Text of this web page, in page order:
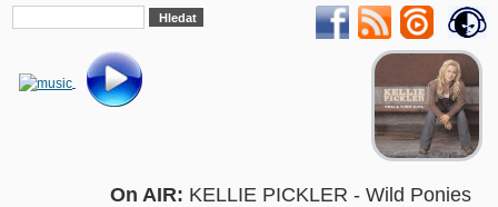
On AIR: KELLIE PICKLER - Wild Ponies